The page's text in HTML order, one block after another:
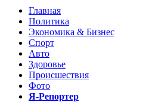
Главная
Политика
Экономика & Бизнес
Спорт
Авто
Здоровье
Происшествия
Фото
Я-Репортер